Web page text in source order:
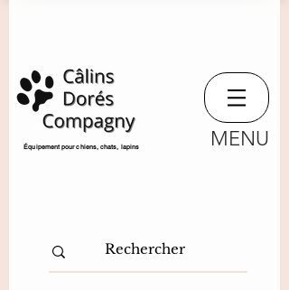
​Équipement pour chiens, chats, lapins MENU